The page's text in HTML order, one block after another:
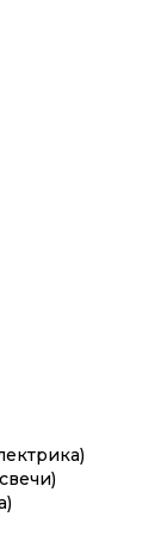
на нашем